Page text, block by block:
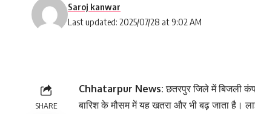
Last updated: 2025/07/28 at 9:02 AM
Saroj kanwar
SHARE
Chhatarpur News:छतरपुर जिले में बिजली
बारिश के मौसम में यह खतरा और भी बढ़ जाता है।